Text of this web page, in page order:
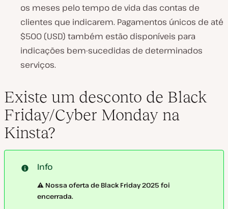
os meses pelo tempo de vida das contas de
clientes que indicarem. Pagamentos únicos de até
$500 (USD) também estão disponíveis para
indicações bem-sucedidas de determinados
serviços.
Existe um desconto de Black
Friday/Cyber Monday na
Kinsta?
Info
⚠️ Nossa oferta de Black Friday 2025 foi
encerrada.